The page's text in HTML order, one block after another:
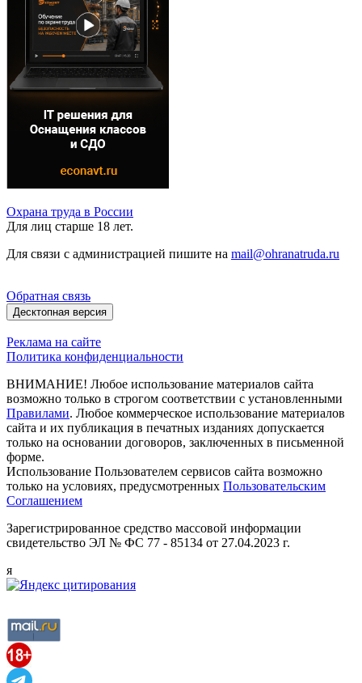
Охрана труда в России
Для лиц старше 18 лет.
Для связи с администрацией пишите на mail@ohranatruda.ru
Обратная связь
Десктопная версия
Реклама на сайте
Политика конфиденциальности
ВНИМАНИЕ! Любое использование материалов сайта
возможно только в строгом соответствии с установленными
Правилами. Любое коммерческое использование материалов
сайта и их публикация в печатных изданиях допускается
только на основании договоров, заключенных в письменной
форме.
Использование Пользователем сервисов сайта возможно
только на условиях, предусмотренных Пользовательским
Соглашением
Зарегистрированное средство массовой информации
свидетельство ЭЛ № ФС 77 - 85134 от 27.04.2023 г.
я